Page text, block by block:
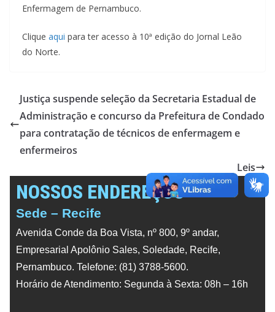
Enfermagem de Pernambuco.
Clique aqui para ter acesso à 10ª edição do Jornal Leão
do Norte.
Justiça suspende seleção da Secretaria Estadual de
Administração e concurso da Prefeitura de Condado
para contratação de técnicos de enfermagem e
enfermeiros
Leis
NOSSOS ENDEREÇOS
Sede – Recife
Avenida Conde da Boa Vista, nº 800, 9º andar,
Empresarial Apolônio Sales, Soledade, Recife,
Pernambuco. Telefone: (81) 3788-5600.
Horário de Atendimento: Segunda à Sexta: 08h – 16h